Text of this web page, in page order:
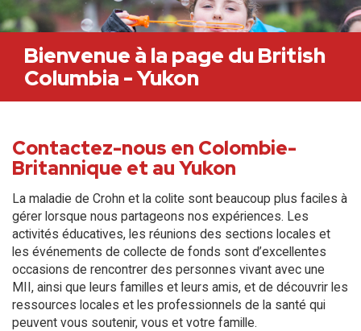
Bienvenue à la page du British
Columbia - Yukon
Contactez-nous en Colombie-
Britannique et au Yukon
La maladie de Crohn et la colite sont beaucoup plus faciles à
gérer lorsque nous partageons nos expériences. Les
activités éducatives, les réunions des sections locales et
les événements de collecte de fonds sont d’excellentes
occasions de rencontrer des personnes vivant avec une
MII, ainsi que leurs familles et leurs amis, et de découvrir les
ressources locales et les professionnels de la santé qui
peuvent vous soutenir, vous et votre famille.